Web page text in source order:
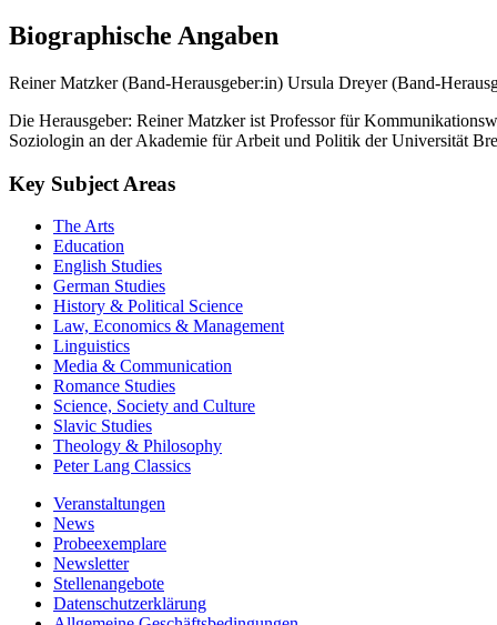
Biographische Angaben
Reiner Matzker (Band-Herausgeber:in) Ursula Dreyer (Band-
Die Herausgeber: Reiner Matzker ist Professor für
Soziologin an der Akademie für Arbeit und Politik der Universität
Key Subject Areas
The Arts
Education
English Studies
German Studies
History & Political Science
Law, Economics & Management
Linguistics
Media & Communication
Romance Studies
Science, Society and Culture
Slavic Studies
Theology & Philosophy
Peter Lang Classics
Veranstaltungen
News
Probeexemplare
Newsletter
Stellenangebote
Datenschutzerklärung